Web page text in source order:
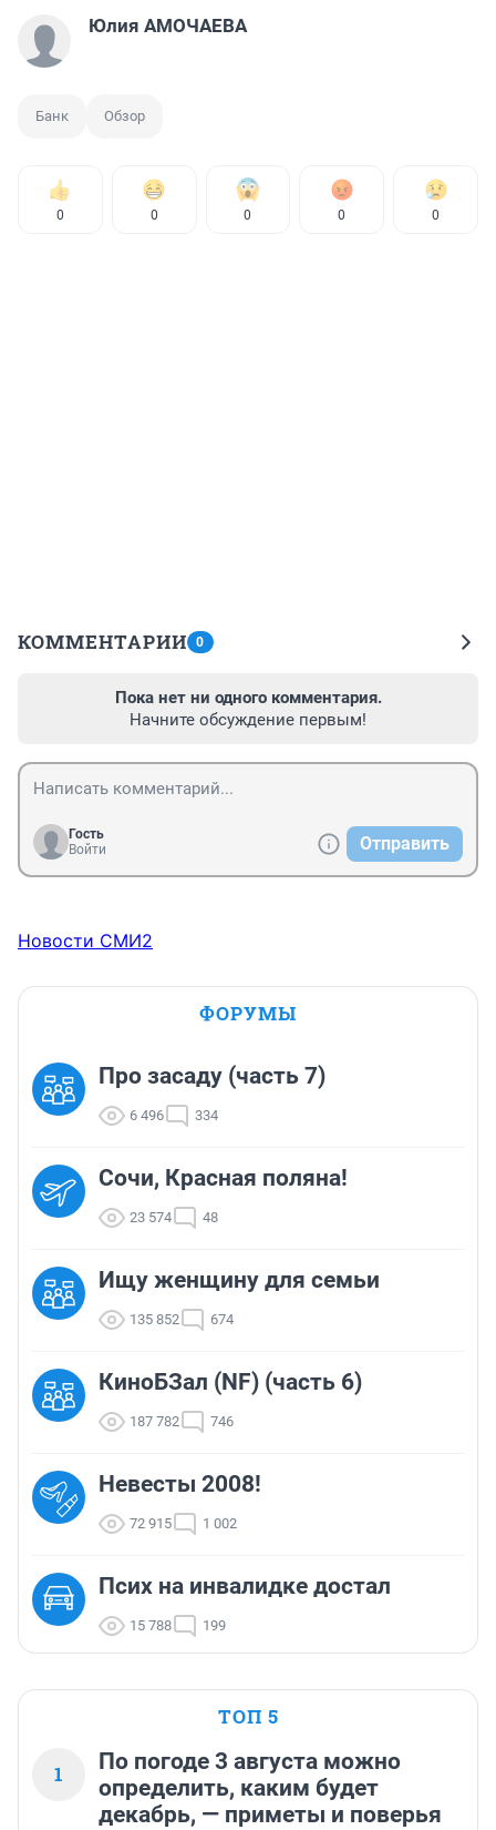
Юлия АМОЧАЕВА
Банк Обзор
0 0 0 0 0
КОММЕНТАРИИ 0
Пока нет ни одного комментария.
Начните обсуждение первым!
Гость
Войти
Отправить
Новости СМИ2
ФОРУМЫ
Про засаду (часть 7)
6 496 334
Сочи, Красная поляна!
23 574 48
Ищу женщину для семьи
135 852 674
КиноБЗал (NF) (часть 6)
187 782 746
Невесты 2008!
72 915 1 002
Псих на инвалидке достал
15 788 199
ТОП 5
1
По погоде 3 августа можно
определить, каким будет
декабрь, — приметы и поверья